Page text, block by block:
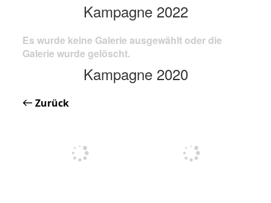
Kampagne 2022
Es wurde keine Galerie ausgewählt oder die
Galerie wurde gelöscht.
Kampagne 2020
Zurück